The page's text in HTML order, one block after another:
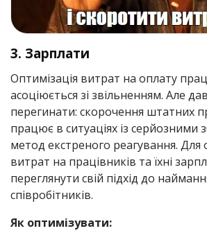
3. Зарплати
Оптимізація витрат на оплату
асоціюється зі звільненням. Але
перегинати: скорочення штатних
працює в ситуаціях із серйозними
метод екстреного реагування. Для
витрат на працівників та їхні
переглянути свій підхід до
співробітників.
Як оптимізувати: